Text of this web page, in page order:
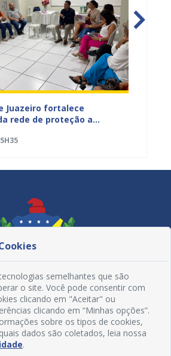
Juazeiro fortalece
rede de proteção a
Redes Sociais
semelhantes que são
o site. Você pode consentir com
clicando em "Aceitar" ou
clicando em “Minhas opções”.
sobre os tipos de cookies,
dados são coletados, leia nossa
.